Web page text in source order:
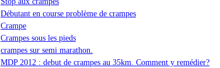
Débutant en course problème de crampes
Crampe
Crampes sous les pieds
crampes sur semi marathon.
MDP 2012 : debut de crampes au 35km. Comment y remédier?